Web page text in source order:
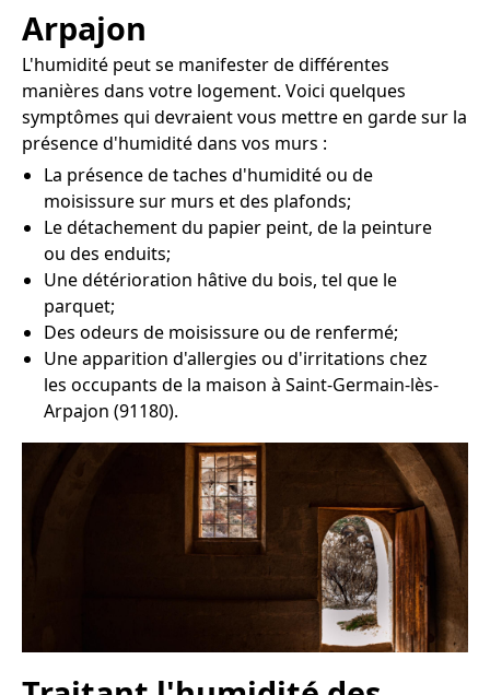
Arpajon
L'humidité peut se manifester de différentes
manières dans votre logement. Voici quelques
symptômes qui devraient vous mettre en garde sur la
présence d'humidité dans vos murs :
La présence de taches d'humidité ou de
moisissure sur murs et des plafonds;
Le détachement du papier peint, de la peinture
ou des enduits;
Une détérioration hâtive du bois, tel que le
parquet;
Des odeurs de moisissure ou de renfermé;
Une apparition d'allergies ou d'irritations chez
les occupants de la maison à Saint-Germain-lès-
Arpajon (91180).